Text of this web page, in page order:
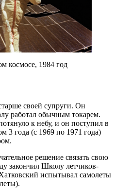
космосе, 1984 год
своей супруги. Он
работал обычным токарем.
к небу, и он поступил в
3 года (с 1969 по 1971 года)
решение связать свою
закончил Школу летчиков-
испытывал самолеты